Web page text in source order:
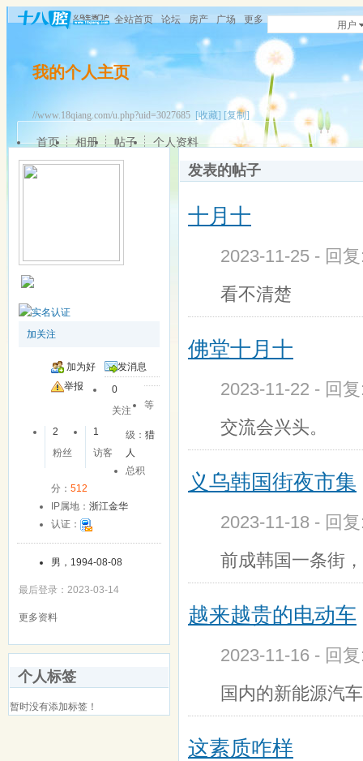
全站首页 论坛 房产 广场 更多 用户
我的个人主页
//www.18qiang.com/u.php?uid=3027685 [收藏] [复制]
首页 相册 帖子 个人资料
加关注
加为好
友
发消息
举报
0
关注
2
粉丝
1
访客
等
级：猎
人
总积
分： 512
IP属地： 浙江金华
认证：
男，1994-08-08
最后登录：2023-03-14
更多资料
个人标签
暂时没有添加标签！
发表的帖子
十月十
2023-11-25 - 回
看不清楚
佛堂十月十
2023-11-22 - 回
交流会兴头。
义乌韩国街夜市集
2023-11-18 - 回
前成韩国一条街
越来越贵的电动车
2023-11-16 - 回
国内的新能源汽
这素质咋样